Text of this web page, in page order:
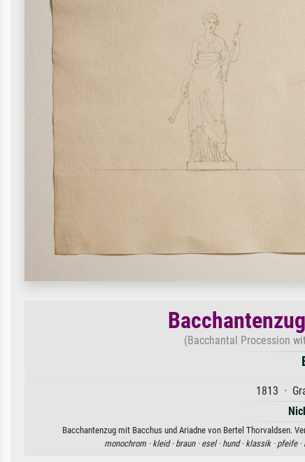
(Bacchantal Procession
1813 ·
Bacchantenzug mit Bacchus und Ariadne von Bertel Thorvaldsen.
monochrom · kleid · braun · esel · hund · klassik · pfeife ·